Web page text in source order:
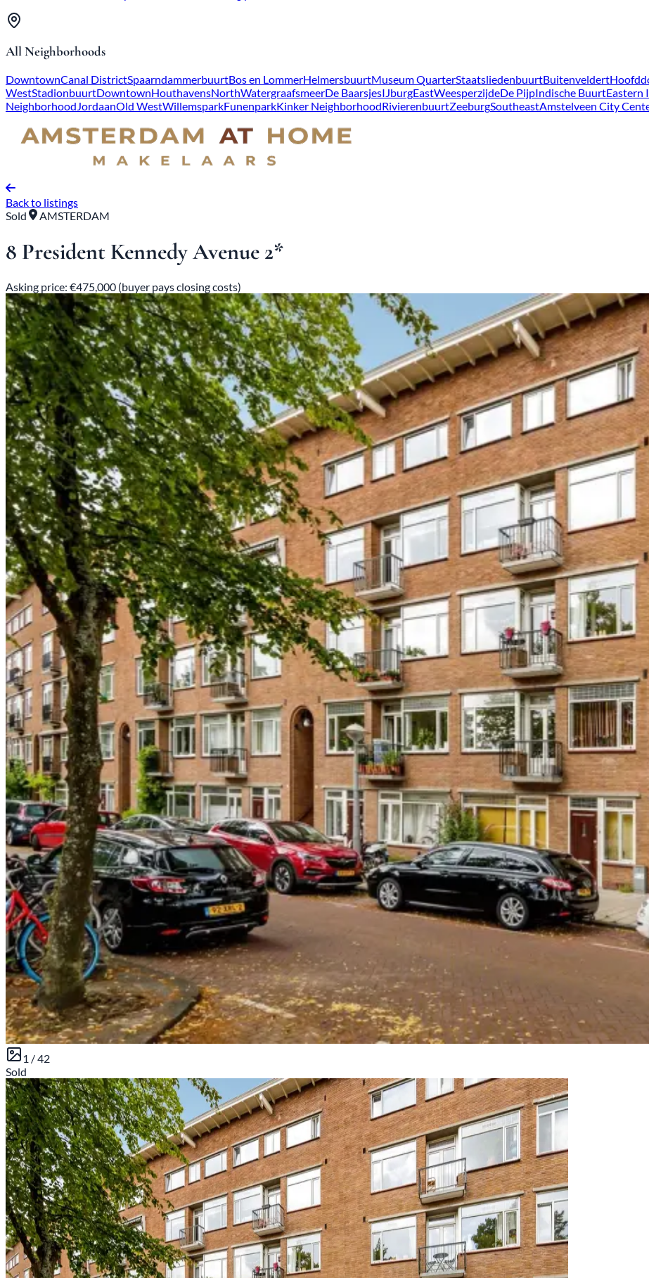
All Neighborhoods
DowntownCanal DistrictSpaarndammerbuurtBos en LommerHelmersbuurtMuseum QuarterStaatsliedenbuurtBuitenveldert
WestStadionbuurtDowntownHouthavensNorthWatergraafsmeerDe BaarsjesIJburgEastWeesperzijdeDe PijpIndische BuurtEastern
NeighborhoodJordaanOld WestWillemsparkFunenparkKinker NeighborhoodRivierenbuurtZeeburgSoutheastAmstelveen City
Back to listings
Sold
AMSTERDAM
8 President Kennedy Avenue 2*
Asking price: €475,000 (buyer pays closing costs)
1 /42
Sold